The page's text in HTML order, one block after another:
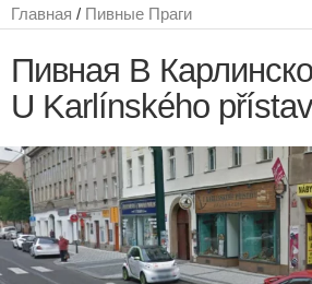
Главная / Пивные Праги
Пивная В
U Karlínského